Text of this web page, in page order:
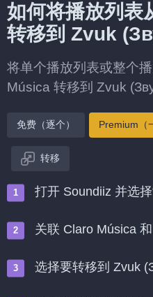
如何将播放列
转移到 Zvuk
将单个播放列表或整个
Música 转移到 Zvuk
免费（逐个） Premium（
转移
打开 Soundiiz 并选择
关联 Claro Música
选择要转移到 Zvuk